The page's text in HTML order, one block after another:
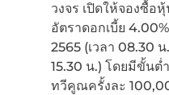
วงจร เปิดให้จองซื้อ
อัตราดอกเบี้ย
2565 (เวลา 08.30 น
15.30 น.) โดยมีขั้นต่
ทวีคูณครั้งละ